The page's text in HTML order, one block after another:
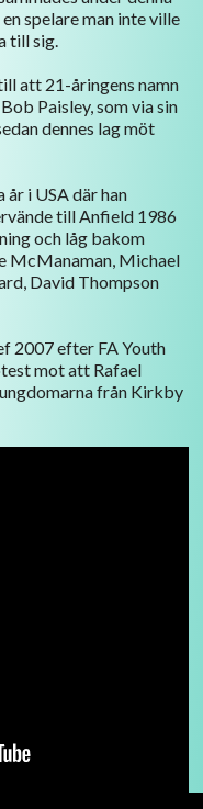
spelare man inte ville
till sig.
att 21-åringens namn
Paisley, som via sin
dennes lag möt
i USA där han
till Anfield 1986
och låg bakom
McManaman, Michael
David Thompson
2007 efter FA Youth
mot att Rafael
från Kirkby